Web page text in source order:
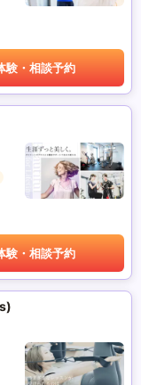
験・相談予約
験・相談予約